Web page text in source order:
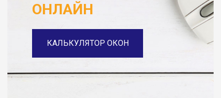
ОНЛАЙН
КАЛЬКУЛЯТОР ОКОН